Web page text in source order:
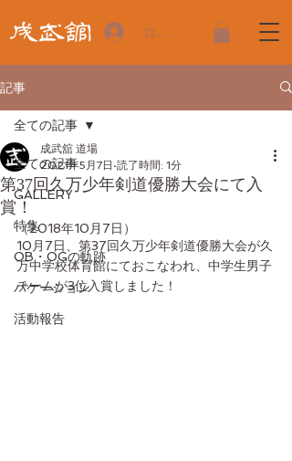
ログイン
記事
全ての記事
GALLERY
特集
OB・OGの軌跡
バケーション
活動報告
全ての記事
第37回久万少年剣道優勝大会にて入
賞！
成武舘 道場
2021年5月7日 読了時間: 1分
（2018年10月7日）
10月7日、第37回久万少年剣道優勝大会が久
万中学校体育館にておこなわれ、中学生男子
チームが3位入賞しました！